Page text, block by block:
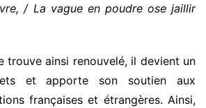
/ La vague en poudre ose jaillir
trouve ainsi renouvelé, il devient un
et apporte son soutien aux
françaises et étrangères. Ainsi,